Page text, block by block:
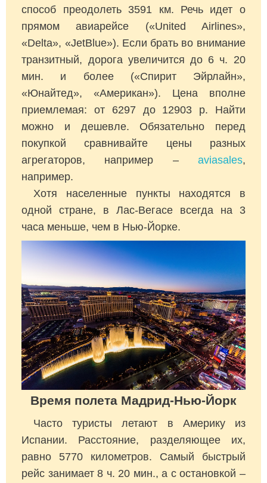
способ преодолеть 3591 км. Речь идет о
прямом авиарейсе («United Airlines»,
«Delta», «JetBlue»). Если брать во внимание
транзитный, дорога увеличится до 6 ч. 20
мин. и более («Спирит Эйрлайн»,
«Юнайтед», «Американ»). Цена вполне
приемлемая: от 6297 до 12903 р. Найти
можно и дешевле. Обязательно перед
покупкой сравнивайте цены разных
агрегаторов, например – aviasales,
например.
Хотя населенные пункты находятся в
одной стране, в Лас-Вегасе всегда на 3
часа меньше, чем в Нью-Йорке.
Время полета Мадрид-Нью-Йорк
Часто туристы летают в Америку из
Испании. Расстояние, разделяющее их,
равно 5770 километров. Самый быстрый
рейс занимает 8 ч. 20 мин., а с остановкой –